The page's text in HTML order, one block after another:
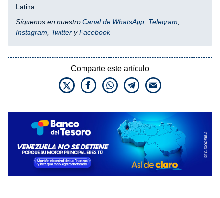
Latina.
Síguenos en nuestro Canal de WhatsApp Telegram
Instagram
Twitter yFacebook
Comparte este artículo